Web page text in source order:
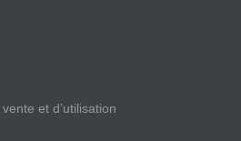
et d’utilisation